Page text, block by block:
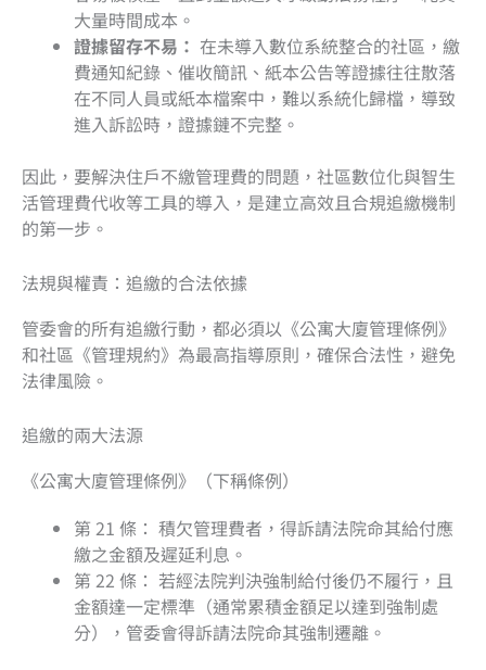
大量時間成本。
證據留存不易： 在未導入數位系統整合的社區，繳
費通知紀錄、催收簡訊、紙本公告等證據往往散落
在不同人員或紙本檔案中，難以系統化歸檔，導致
進入訴訟時，證據鏈不完整。
因此，要解決住戶不繳管理費的問題，社區數位化與智生
活管理費代收等工具的導入，是建立高效且合規追繳機制
的第一步。
法規與權責：追繳的合法依據
管委會的所有追繳行動，都必須以《公寓大廈管理條例》
和社區《管理規約》為最高指導原則，確保合法性，避免
法律風險。
追繳的兩大法源
《公寓大廈管理條例》（下稱條例）
第 21 條： 積欠管理費者，得訴請法院命其給付應
繳之金額及遲延利息。
第 22 條： 若經法院判決強制給付後仍不履行，且
金額達一定標準（通常累積金額足以達到強制處
分），管委會得訴請法院命其強制遷離。